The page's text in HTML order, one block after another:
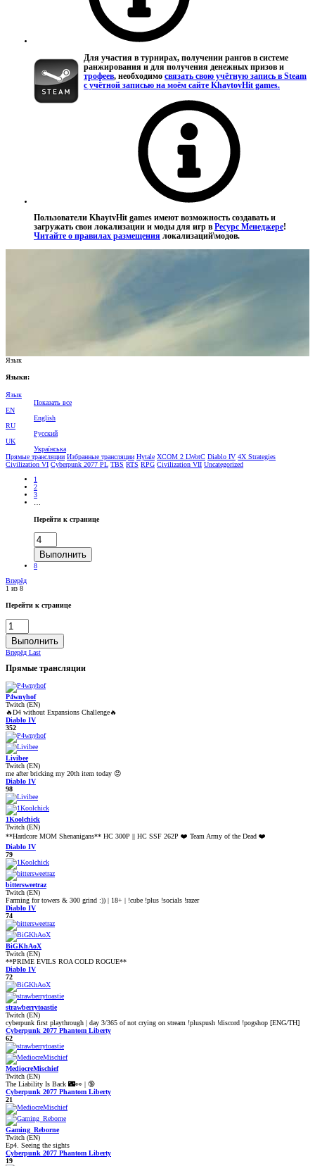
Для участия в турнирах, получении рангов в системе
ранжирования и для получения денежных призов и
трофеев, необходимо связать свою учётную запись в Steam
с учётной записью на моём сайте KhaytovHit games.
Пользователи KhaytvHit games имеют возможность создавать и
загружать свои локализации и моды для игр в Ресурс Менеджере!
Читайте о правилах размещения локализаций\модов.
Язык
Языки:
Язык
Показать все
EN
English
RU
Pусский
UK
Українська
Прямые трансляции Избранные трансляции Hytale XCOM 2 LWotC Diablo IV 4Х Strategies
Civilization VI Cyberpunk 2077 PL TBS RTS RPG Civilization VII Uncategorized
1
2
3
Перейти к странице
Выполнить
8
Вперёд
1 из 8
Перейти к странице
Выполнить
Вперёд Last
Прямые трансляции
P4wnyhof
Twitch (EN)
🔥D4 without Expansions Challenge🔥
Diablo IV
352
Livibee
Twitch (EN)
me after bricking my 20th item today 😡
Diablo IV
98
1Koolchick
Twitch (EN)
**Hardcore MOM Shenanigans** HC 300P || HC SSF 262P ❤️ Team Army of the Dead ❤️
Diablo IV
79
bittersweetraz
Twitch (EN)
Farming for towers & 300 grind :)) | 18+ | !cube !plus !socials !razer
Diablo IV
74
BiGKhAoX
Twitch (EN)
**PRIME EVILS ROA COLD ROGUE**
Diablo IV
72
strawberrytoastie
Twitch (EN)
cyberpunk first playthrough | day 3/365 of not crying on stream !pluspush !discord !pogshop [ENG/TH]
Cyberpunk 2077 Phantom Liberty
62
MediocreMischief
Twitch (EN)
The Liability Is Back 🌃👀 | 🔞
Cyberpunk 2077 Phantom Liberty
21
Gaming_Reborne
Twitch (EN)
Ep4. Seeing the sights
Cyberpunk 2077 Phantom Liberty
19